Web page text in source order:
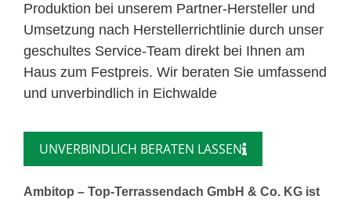
Produktion bei unserem Partner-Hersteller und
Umsetzung nach Herstellerrichtlinie durch unser
geschultes Service-Team direkt bei Ihnen am
Haus zum Festpreis. Wir beraten Sie umfassend
und unverbindlich in Eichwalde
UNVERBINDLICH BERATEN LASSEN
Ambitop – Top-Terrassendach GmbH & Co. KG ist